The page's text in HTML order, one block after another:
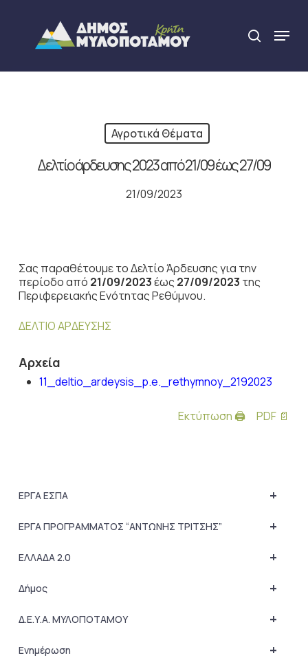
content
search
Menu
Αγροτικά Θέματα
Δελτίο άρδευσης 2023 από 21/09 έως 27/09
21/09/2023
Σας παραθέτουμε το Δελτίο Άρδευσης για την
περίοδο από 21/09/2023έως 27/09/2023 της
Περιφερειακής Ενότητας Ρεθύμνου.
ΔΕΛΤΙΟ ΑΡΔΕΥΣΗΣ
Αρχεία
11_deltio_ardeysis_p.e._rethymnoy_2192023
Εκτύπωση 🖨 PDF 📄
+
ΕΡΓΑ ΕΣΠΑ
+
ΕΡΓΑ ΠΡΟΓΡΑΜΜΑΤΟΣ “ΑΝΤΩΝΗΣ ΤΡΙΤΣΗΣ”
+
ΕΛΛΑΔΑ 2.0
+
Δήμος
+
Δ.Ε.Υ.Α. ΜΥΛΟΠΟΤΑΜΟΥ
+
Ενημέρωση
Close